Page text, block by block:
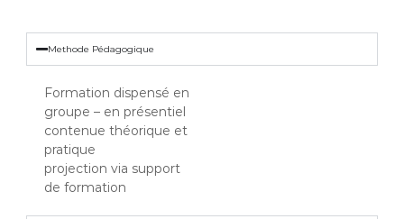
Methode Pédagogique
Formation dispensé en
groupe – en présentiel
contenue théorique et
pratique
projection via support
de formation